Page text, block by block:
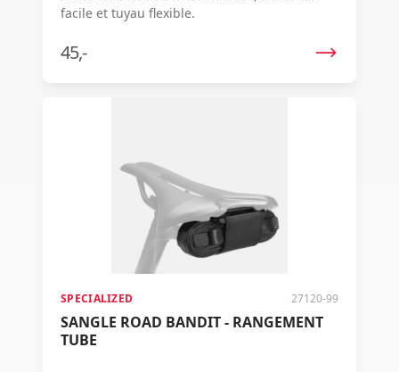
facile et tuyau flexible.
45,-
SPECIALIZED 27120-99
SANGLE ROAD BANDIT - RANGEMENT
TUBE